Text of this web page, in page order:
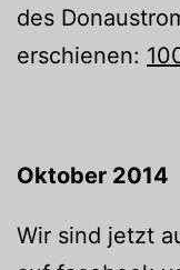
des
erschienen:
Oktober 2014
Wir sind jetzt